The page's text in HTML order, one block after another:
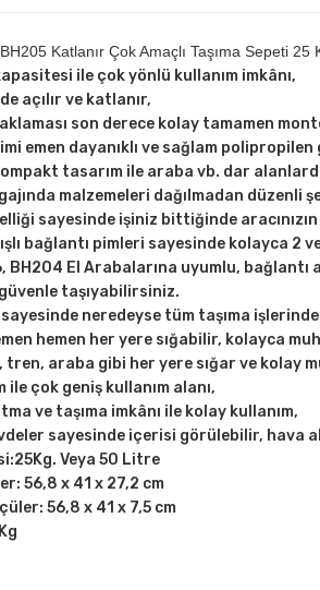
Katlanır Çok Amaçlı Taşıma Sepeti 25
ile çok yönlü kullanım imkânı,
açılır ve katlanır,
son derece kolay tamamen
emen dayanıklı ve sağlam polipropilen
tasarım ile araba vb. dar
malzemeleri dağılmadan
sayesinde işiniz bittiğinde
bağlantı pimleri sayesinde kolayca 2
BH204 El Arabalarına uyumlu,
taşıyabilirsiniz.
sayesinde neredeyse tüm taşıma
hemen her yere sığabilir, kolayca
tren, araba gibi her yere sığar ve kolay
çok geniş kullanım alanı,
ve taşıma imkânı ile kolay kullanım,
sayesinde içerisi görülebilir, hava
Veya 50 Litre
56,8 x 41 x 27,2 cm
56,8 x 41 x 7,5 cm